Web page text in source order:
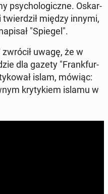
psy­cho­lo­gicz­ne. Oskar­
twier­dził między innymi,
"Spiegel".
uwagę, że w
dla gazety "Frank­fur­
islam, mówiąc:
kry­ty­kiem islamu w